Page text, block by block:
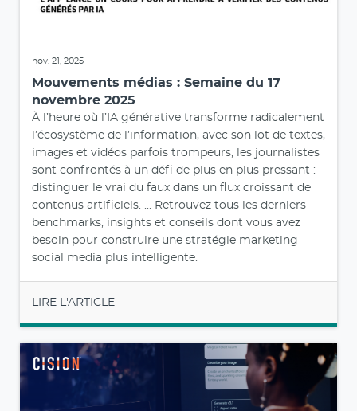
nov. 21, 2025
Mouvements médias : Semaine du 17
novembre 2025
À l’heure où l’IA générative transforme radicalement
l’écosystème de l’information, avec son lot de textes,
images et vidéos parfois trompeurs, les journalistes
sont confrontés à un défi de plus en plus pressant :
distinguer le vrai du faux dans un flux croissant de
contenus artificiels. ... Retrouvez tous les derniers
benchmarks, insights et conseils dont vous avez
besoin pour construire une stratégie marketing
social media plus intelligente.
LIRE L'ARTICLE